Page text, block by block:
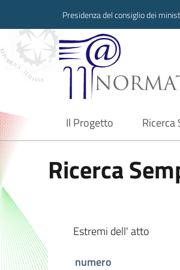
Presidenza del consiglio dei
Il Progetto
current Ricerca
Ricerca
Estremi dell' atto
numero